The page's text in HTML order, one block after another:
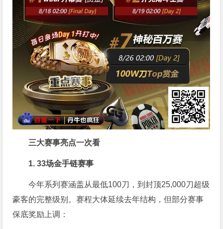
三大赛事亮点一次看
1. 33场金手链赛事
今年系列赛涵盖从最低100刀，到封顶25,000刀超级
豪客的完整级别。赛程大体延续去年结构，但部分赛事
保底奖励上调：